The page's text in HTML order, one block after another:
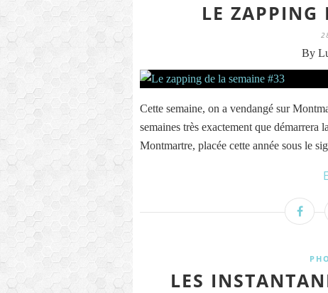
LE ZAPPING
By
Cette semaine, on a vendangé sur
semaines très exactement que démarrera
Montmartre, placée cette année sous le
LES